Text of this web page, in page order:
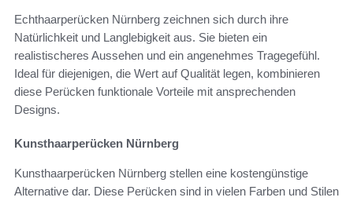
Echthaarperücken Nürnberg zeichnen sich durch ihre
Natürlichkeit und Langlebigkeit aus. Sie bieten ein
realistischeres Aussehen und ein angenehmes Tragegefühl.
Ideal für diejenigen, die Wert auf Qualität legen, kombinieren
diese Perücken funktionale Vorteile mit ansprechenden
Designs.
Kunsthaarperücken Nürnberg
Kunsthaarperücken Nürnberg stellen eine kostengünstige
Alternative dar. Diese Perücken sind in vielen Farben und Stilen